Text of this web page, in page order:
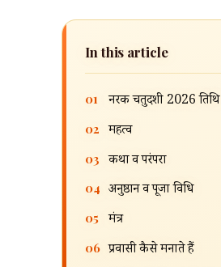
In this article
01 नरक चतुर्दशी 2026 तिथि
02 महत्व
03 कथा व परंपरा
04 अनुष्ठान व पूजा विधि
05 मंत्र
06 प्रवासी कैसे मनाते हैं